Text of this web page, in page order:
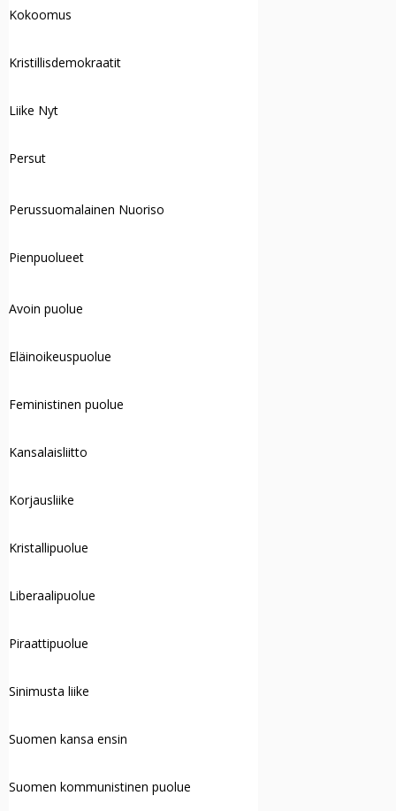
Kokoomus
Kristillisdemokraatit
Liike Nyt
Persut
Perussuomalainen Nuoriso
Pienpuolueet
Avoin puolue
Eläinoikeuspuolue
Feministinen puolue
Kansalaisliitto
Korjausliike
Kristallipuolue
Liberaalipuolue
Piraattipuolue
Sinimusta liike
Suomen kansa ensin
Suomen kommunistinen puolue